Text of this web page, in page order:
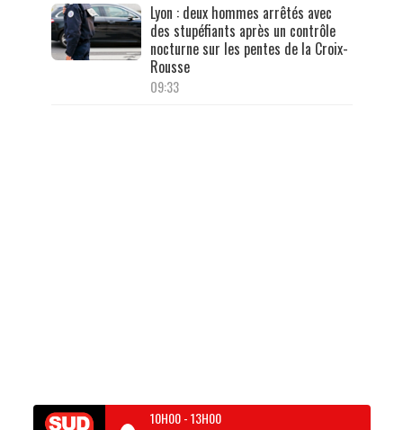
Lyon : deux hommes arrêtés avec
des stupéfiants après un contrôle
nocturne sur les pentes de la Croix-
Rousse
09:33
10H00-13H00